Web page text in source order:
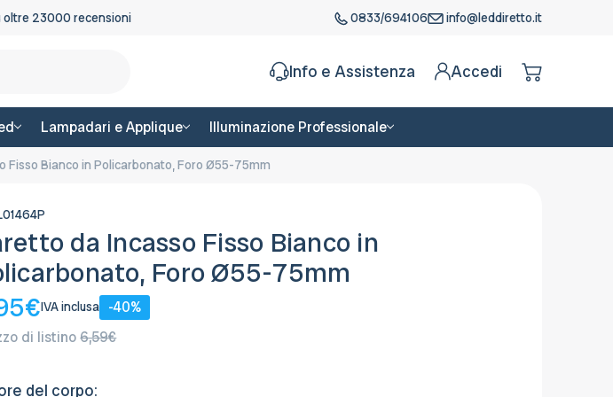
oltre 23000 recensioni 0833/694106 info@leddiretto.it
Info e Assistenza Accedi
Lampadari e Applique Illuminazione Professionale
Fisso Bianco in Policarbonato, Foro Ø55-75mm
da Incasso Fisso Bianco in
Foro Ø55-75mm
IVA inclusa
-40%
di listino6,59€
del corpo: